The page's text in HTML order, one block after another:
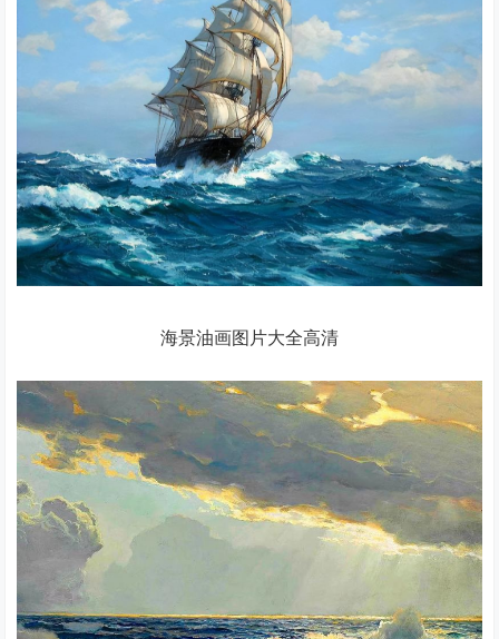
海景油画图片大全高清